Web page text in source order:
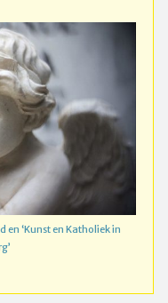
en ‘Kunst en Katholiek in